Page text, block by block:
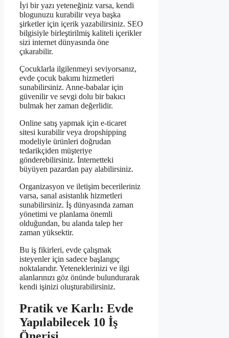
İyi bir yazı yeteneğiniz varsa, kendi
blogunuzu kurabilir veya başka
şirketler için içerik yazabilirsiniz. SEO
bilgisiyle birleştirilmiş kaliteli içerikler
sizi internet dünyasında öne
çıkarabilir.
Çocuklarla ilgilenmeyi seviyorsanız,
evde çocuk bakımı hizmetleri
sunabilirsiniz. Anne-babalar için
güvenilir ve sevgi dolu bir bakıcı
bulmak her zaman değerlidir.
Online satış yapmak için e-ticaret
sitesi kurabilir veya dropshipping
modeliyle ürünleri doğrudan
tedarikçiden müşteriye
gönderebilirsiniz. İnternetteki
büyüyen pazardan pay alabilirsiniz.
Organizasyon ve iletişim becerileriniz
varsa, sanal asistanlık hizmetleri
sunabilirsiniz. İş dünyasında zaman
yönetimi ve planlama önemli
olduğundan, bu alanda talep her
zaman yüksektir.
Bu iş fikirleri, evde çalışmak
isteyenler için sadece başlangıç
noktalarıdır. Yeteneklerinizi ve ilgi
alanlarınızı göz önünde bulundurarak
kendi işinizi oluşturabilirsiniz.
Pratik ve Karlı: Evde
Yapılabilecek 10 İş